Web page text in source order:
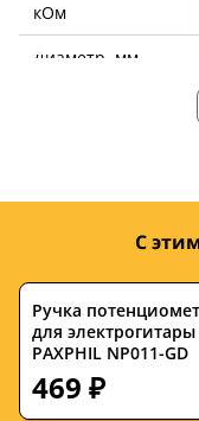
кОм
Диаметр, мм
С
Ручка
для электрогитары
PAXPHIL NP011-GD
469 ₽